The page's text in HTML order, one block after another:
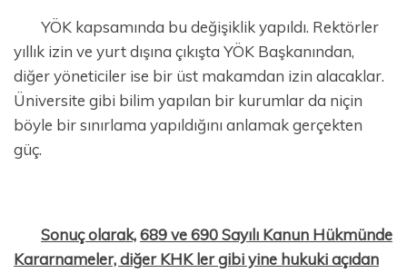
YÖK kapsamında bu değişiklik yapıldı. Rektörler
yıllık izin ve yurt dışına çıkışta YÖK Başkanından,
diğer yöneticiler ise bir üst makamdan izin alacaklar.
Üniversite gibi bilim yapılan bir kurumlar da niçin
böyle bir sınırlama yapıldığını anlamak gerçekten
güç.
Sonuç olarak,689 ve 690 Sayılı Kanun Hükmünde
Kararnameler, diğer KHK ler gibi yine hukuki açıdan